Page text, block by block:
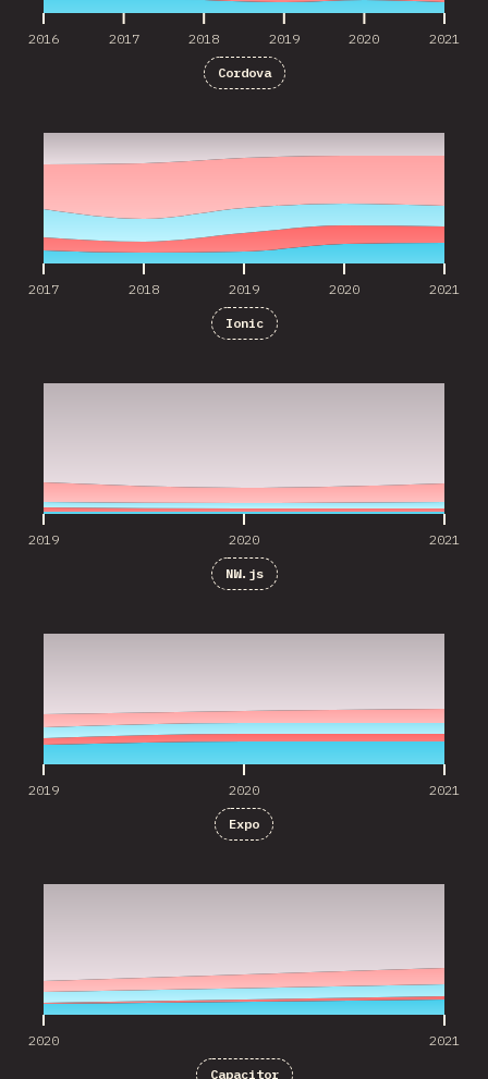
2016 2017 2018 2019 2020 2021
Cordova
2017 2018 2019 2020 2021
Ionic
2019 2020 2021
NW.js
2019 2020 2021
Expo
2020 2021
Capacitor